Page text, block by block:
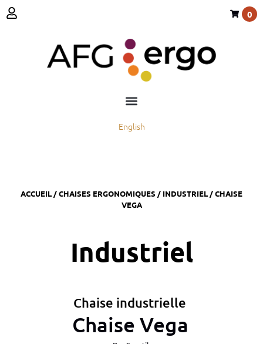
0
English
ACCUEIL /CHAISES ERGONOMIQUES / INDUSTRIEL / CHAISE
VEGA
Industriel
Chaise industrielle
Chaise Vega